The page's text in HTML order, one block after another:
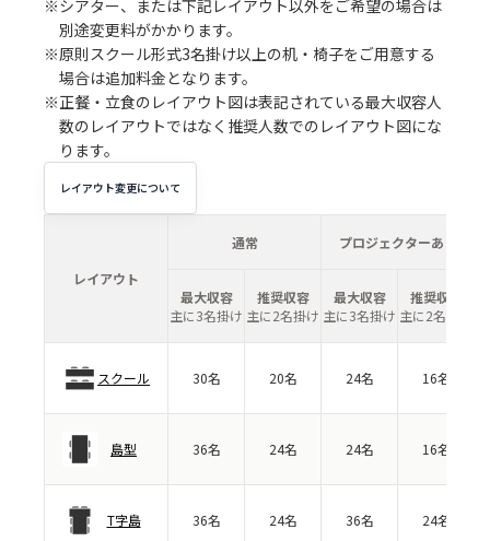
※シアター、または下記レイアウト以外をご希望の場合は
別途変更料がかかります。
※原則スクール形式3名掛け以上の机・椅子をご用意する
場合は追加料金となります。
※正餐・立食のレイアウト図は表記されている最大収容人
数のレイアウトではなく推奨人数でのレイアウト図にな
ります。
レイアウト変更について
レイアウト
通常 プロジェクターあり
最大収容
主に3名掛け
推奨収容
主に2名掛け
最大収容
主に3名掛け
推奨収容
主に2名掛け
スクール 30名 20名 24名 16名
島型 36名 24名 24名 16名
T字島 36名 24名 36名 24名